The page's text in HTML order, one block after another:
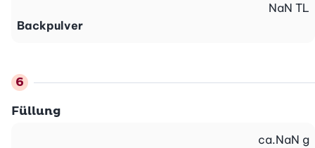
Backpulver
NaN TL
Füllung
ca.NaN g